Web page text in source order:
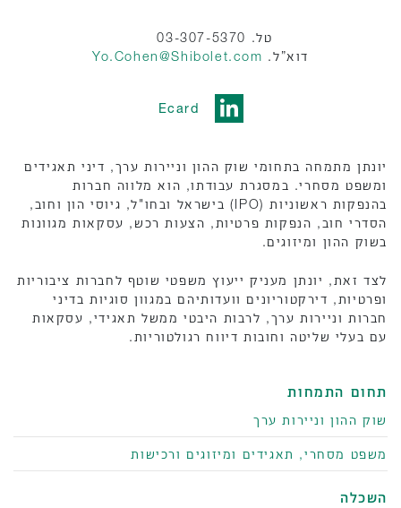
טל. 03-307-5370
דוא”ל. Yo.Cohen@Shibolet.com
Ecard
תחום התמחות
שוק ההון וניירות ערך
משפט מסחרי, תאגידים ומיזוגים ורכישות
השכלה
יונתן מתמחה בתחומי שוק ההון וניירות ערך, דיני תאגידים
ומשפט מסחרי. במסגרת עבודתו, הוא מלווה חברות
בהנפקות ראשוניות (IPO) בישראל ובחו"ל, גיוסי הון וחוב,
הסדרי חוב, הנפקות פרטיות, הצעות רכש, עסקאות מגוונות
בשוק ההון ומיזוגים.
לצד זאת, יונתן מעניק ייעוץ משפטי שוטף לחברות ציבוריות
ופרטיות, דירקטוריונים וועדותיהם במגוון סוגיות בדיני
חברות וניירות ערך, לרבות היבטי ממשל תאגידי, עסקאות
עם בעלי שליטה וחובות דיווח רגולטוריות.